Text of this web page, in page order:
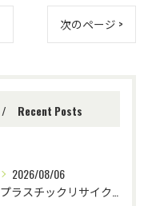
次のページ >
Recent Posts
2026/08/06